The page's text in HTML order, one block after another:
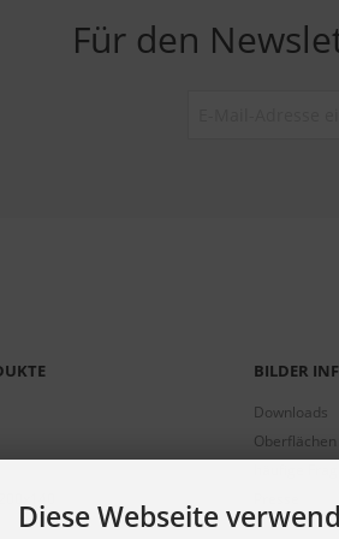
Für den
BILDER
Downloads
Diese Webseite